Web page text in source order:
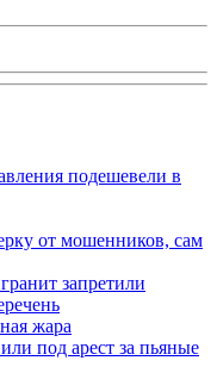
подешевели в
от мошенников, сам
запретили
жара
под арест за пьяные